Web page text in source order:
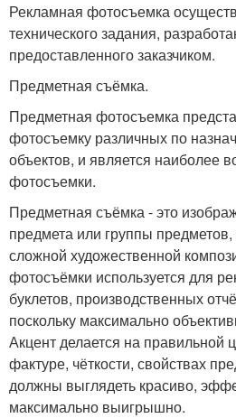
Рекламная фотосъемка
технического задания,
предоставленного заказчиком.
Предметная съёмка.
Предметная фотосъемка
фотосъемку различных по
объектов, и является наиболее
фотосъемки.
Предметная съёмка - это
предмета или группы
сложной художественной
фотосъёмки используется для
буклетов, производственных
поскольку максимально
Акцент делается на правильной
фактуре, чёткости, свойствах
должны выглядеть красиво,
максимально выигрышно.